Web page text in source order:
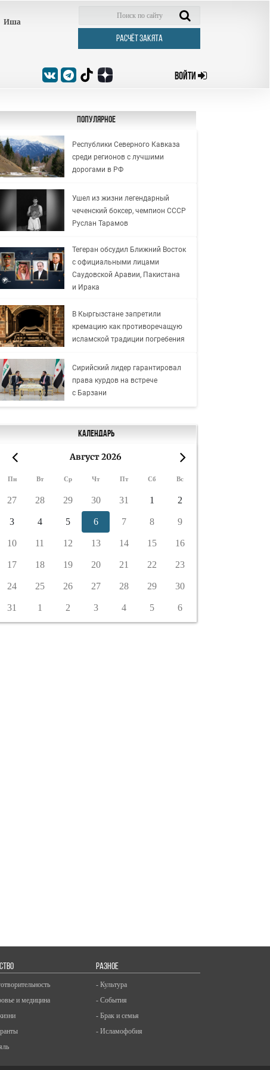
Иша
РАСЧЁТ ЗАКЯТА
ВОЙТИ
Популярное
Республики Северного Кавказа
среди регионов с лучшими
дорогами в РФ
Ушел из жизни легендарный
чеченский боксер, чемпион СССР
Руслан Тарамов
Тегеран обсудил Ближний Восток
с официальными лицами
Саудовской Аравии, Пакистана
и Ирака
В Кыргызстане запретили
кремацию как противоречащую
исламской традиции погребения
Сирийский лидер гарантировал
права курдов на встрече
с Барзани
Календарь
Август 2026
Пн Вт Ср Чт Пт Сб Вс
27 28 29 30 31 1 2
3 4 5 6 7 8 9
10 11 12 13 14 15 16
17 18 19 20 21 22 23
24 25 26 27 28 29 30
31 1 2 3 4 5 6
и медицина
РАЗНОЕ
- Культура
- События
- Брак и семья
- Исламофобия